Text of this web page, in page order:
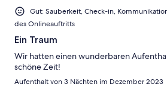
Gut: Sauberkeit, Check-in,
des Onlineauftritts
Ein Traum
Wir hatten einen wunderbaren
schöne Zeit!
Aufenthalt von 3 Nächten im Dezember 2023